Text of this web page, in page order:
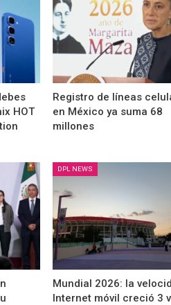
HOT
Registro de líneas
en México ya suma 68
millones
DPL NEWS
Mundial 2026: la
Internet móvil creció 3